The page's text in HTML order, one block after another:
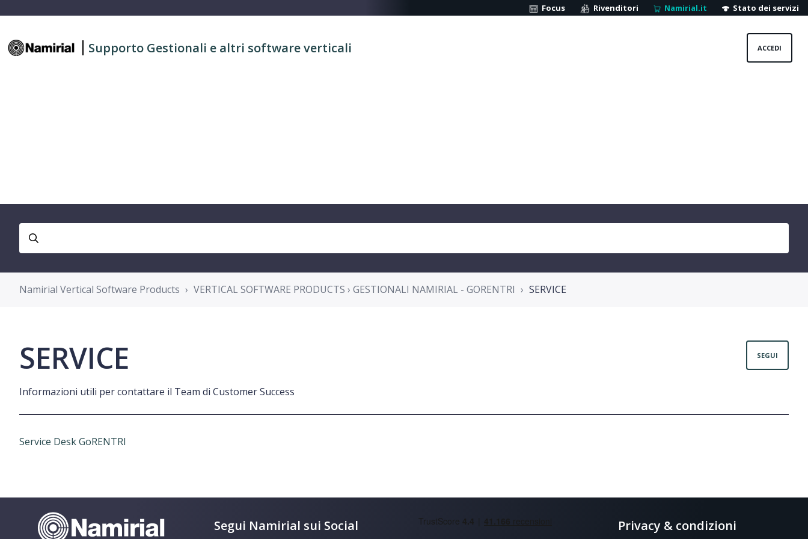
Focus Rivenditori Namirial.it Stato dei servizi
Supporto Gestionali e altri software verticali ACCEDI
Namirial Vertical Software Products VERTICAL SOFTWARE PRODUCTS › GESTIONALI NAMIRIAL - GORENTRI SERVICE
SERVICE
Informazioni utili per contattare il Team di Customer Success
SEGUI
Service Desk GoRENTRI
Segui Namirial sui Social Privacy & condizioni